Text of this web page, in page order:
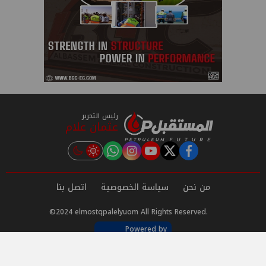
رئيس التحرير
عثمان علام
facebook
twitter
youtube
instagram
tiktok
من نحن سياسة الخصوصية اتصل بنا
©2024 elmostqpalelyuom All Rights Reserved.
Powered by